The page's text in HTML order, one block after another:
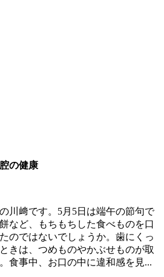
の健康
川﨑です。5月5日は端午の節句で
など、もちもちした食べものを口
のではないでしょうか。歯にくっ
きは、つめものやかぶせものが取
食事中、お口の中に違和感を見...